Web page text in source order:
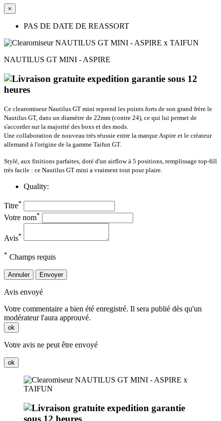
×
PAS DE DATE DE REASSORT
NAUTILUS GT MINI - ASPIRE
Ce clearomiseur Nautilus GT mini reprend les points forts de son grand frère le
Nautilus GT, dans un diamètre de 22mm (contre 24), ce qui lui permet de
s'accorder sur la majorité des boxs et des mods.
Une collaboration de nouveau très réussie entre la marque Aspire et le créateur
allemand à l'origine de la gamme Taifun GT.
Stylé, aux finitions parfaites, doté d'un airflow à 5 positions, remplissage top-fill
très facile : ce Nautilus GT mini a vraiment tout pour plaire.
Quality:
Titre*
Votre nom*
Avis*
* Champs requis
Annuler Envoyer
Avis envoyé
Votre commentaire a bien été enregistré. Il sera publié dès qu'un
modérateur l'aura approuvé.
ok
Votre avis ne peut être envoyé
ok